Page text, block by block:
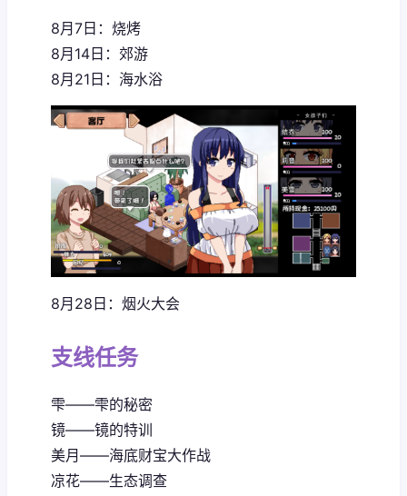
8月7日：烧烤
8月14日：郊游
8月21日：海水浴
8月28日：烟火大会
支线任务
雫——雫的秘密
镜——镜的特训
美月——海底财宝大作战
凉花——生态调查